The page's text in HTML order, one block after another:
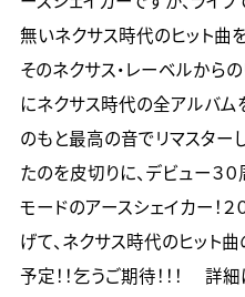
無いネクサス時代のヒット曲
そのネクサス・レーベルからの
にネクサス時代の全アルバム
のもと最高の音でリマスター
たのを皮切りに、デビュー３
モードのアースシェイカー！
げて、ネクサス時代のヒット
予定！！乞うご期待！！！